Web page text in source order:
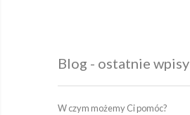
Blog - ostatnie wpisy
W czym możemy Ci pomóc?